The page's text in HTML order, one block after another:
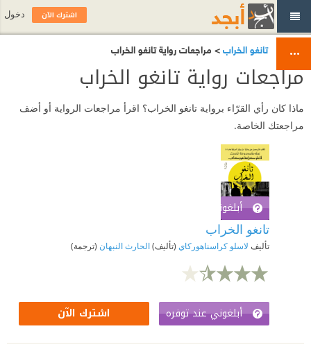
تانغو الخراب> مراجعات رواية تانغو الخراب
مراجعات رواية تانغو الخراب
ماذا كان رأي القرّاء برواية تانغو الخراب؟ اقرأ مراجعات الرواية أو أضف
مراجعتك الخاصة.
أبلغوني عند توفره
تانغو الخراب
تأليف لاسلو كراسناهوركاي (تأليف)الحارث النبهان (ترجمة)
أبلغوني عند توفره اشترك الآن
اشترك الآن دخول